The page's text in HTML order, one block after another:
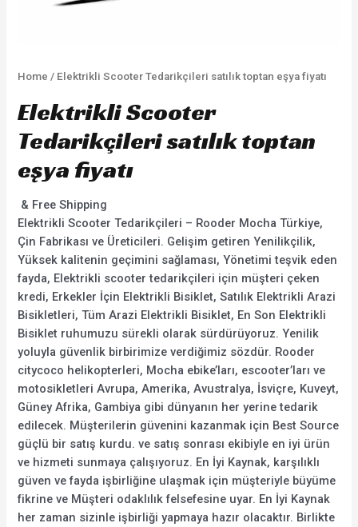
Home / Elektrikli Scooter Tedarikçileri satılık toptan eşya fiyatı
Elektrikli Scooter
Tedarikçileri satılık toptan
eşya fiyatı
& Free Shipping
Elektrikli Scooter Tedarikçileri – Rooder Mocha Türkiye,
Çin Fabrikası ve Üreticileri. Gelişim getiren Yenilikçilik,
Yüksek kalitenin geçimini sağlaması, Yönetimi teşvik eden
fayda, Elektrikli scooter tedarikçileri için müşteri çeken
kredi, Erkekler İçin Elektrikli Bisiklet, Satılık Elektrikli Arazi
Bisikletleri, Tüm Arazi Elektrikli Bisiklet, En Son Elektrikli
Bisiklet ruhumuzu sürekli olarak sürdürüyoruz. Yenilik
yoluyla güvenlik birbirimize verdiğimiz sözdür. Rooder
citycoco helikopterleri, Mocha ebike’ları, escooter’ları ve
motosikletleri Avrupa, Amerika, Avustralya, İsviçre, Kuveyt,
Güney Afrika, Gambiya gibi dünyanın her yerine tedarik
edilecek. Müşterilerin güvenini kazanmak için Best Source
güçlü bir satış kurdu. ve satış sonrası ekibiyle en iyi ürün
ve hizmeti sunmaya çalışıyoruz. En İyi Kaynak, karşılıklı
güven ve fayda işbirliğine ulaşmak için müşteriyle büyüme
fikrine ve Müşteri odaklılık felsefesine uyar. En İyi Kaynak
her zaman sizinle işbirliği yapmaya hazır olacaktır. Birlikte